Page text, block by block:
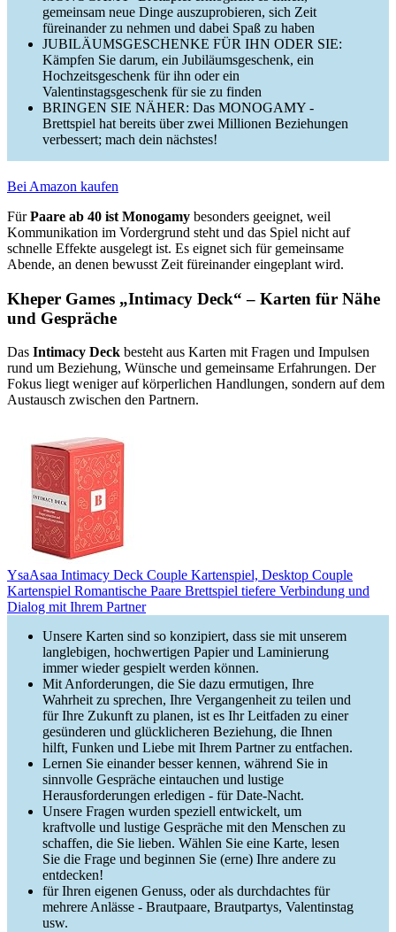
gemeinsam neue Dinge auszuprobieren, sich Zeit
füreinander zu nehmen und dabei Spaß zu haben
JUBILÄUMSGESCHENKE FÜR IHN ODER SIE:
Kämpfen Sie darum, ein Jubiläumsgeschenk, ein
Hochzeitsgeschenk für ihn oder ein
Valentinstagsgeschenk für sie zu finden
BRINGEN SIE NÄHER: Das MONOGAMY -
Brettspiel hat bereits über zwei Millionen Beziehungen
verbessert; mach dein nächstes!
Bei Amazon kaufen
FürPaare ab 40 ist Monogamy besonders geeignet, weil
Kommunikation im Vordergrund steht und das Spiel nicht auf
schnelle Effekte ausgelegt ist. Es eignet sich für gemeinsame
Abende, an denen bewusst Zeit füreinander eingeplant wird.
Kheper Games „Intimacy Deck“ – Karten für Nähe
und Gespräche
Das Intimacy Deck besteht aus Karten mit Fragen und Impulsen
rund um Beziehung, Wünsche und gemeinsame Erfahrungen. Der
Fokus liegt weniger auf körperlichen Handlungen, sondern auf dem
Austausch zwischen den Partnern.
YsaAsaa Intimacy Deck Couple Kartenspiel, Desktop Couple
Kartenspiel Romantische Paare Brettspiel tiefere Verbindung und
Dialog mit Ihrem Partner
Unsere Karten sind so konzipiert, dass sie mit unserem
langlebigen, hochwertigen Papier und Laminierung
immer wieder gespielt werden können.
Mit Anforderungen, die Sie dazu ermutigen, Ihre
Wahrheit zu sprechen, Ihre Vergangenheit zu teilen und
für Ihre Zukunft zu planen, ist es Ihr Leitfaden zu einer
gesünderen und glücklicheren Beziehung, die Ihnen
hilft, Funken und Liebe mit Ihrem Partner zu entfachen.
Lernen Sie einander besser kennen, während Sie in
sinnvolle Gespräche eintauchen und lustige
Herausforderungen erledigen - für Date-Nacht.
Unsere Fragen wurden speziell entwickelt, um
kraftvolle und lustige Gespräche mit den Menschen zu
schaffen, die Sie lieben. Wählen Sie eine Karte, lesen
Sie die Frage und beginnen Sie (erne) Ihre andere zu
entdecken!
für Ihren eigenen Genuss, oder als durchdachtes für
mehrere Anlässe - Brautpaare, Brautpartys, Valentinstag
usw.